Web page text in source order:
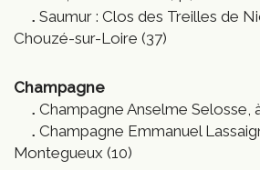
Saumur : Clos des Treilles de
Chouzé-sur-Loire (37)
Champagne
Champagne Anselme Selosse,
Champagne Emmanuel
Montegueux (10)